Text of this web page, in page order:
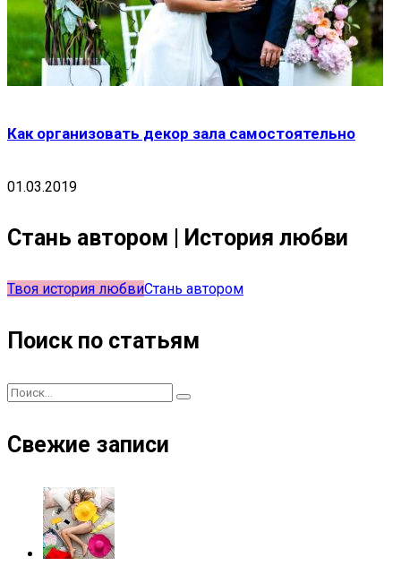
Как организовать декор зала самостоятельно
01.03.2019
Стань автором | История любви
Твоя история любвиСтань автором
Поиск по статьям
Свежие записи